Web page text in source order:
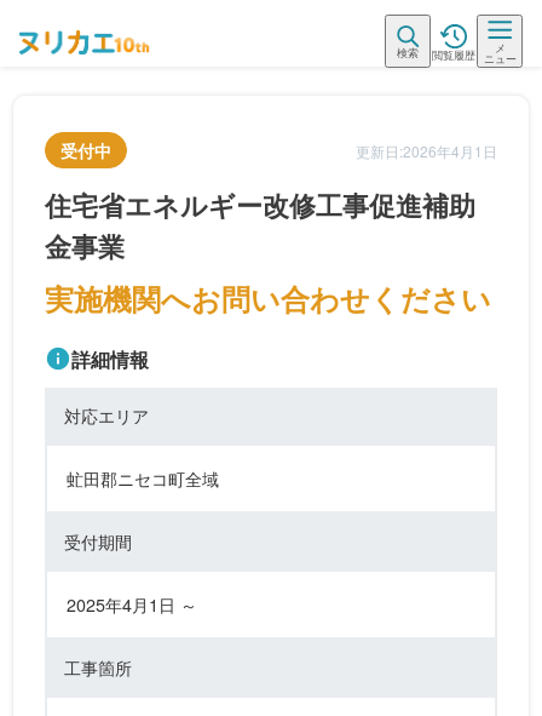
検索 閲覧履歴
メ
ニュー
受付中 更新日:2026年4月1日
住宅省エネルギー改修工事促進補助
金事業
実施機関へお問い合わせください
詳細情報
対応エリア
虻田郡ニセコ町全域
受付期間
2025年4月1日 ～
工事箇所